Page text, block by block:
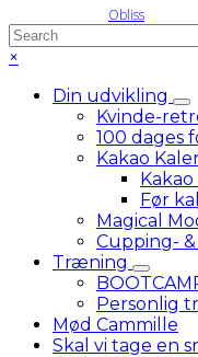
Obliss
Back
To
Search
×
menuDin udvikling
Kvinde-
100 dages
Kakao
Før
Magical
Cupping-
Træning
Personlig
Mød Cammille
Skal vi tage en